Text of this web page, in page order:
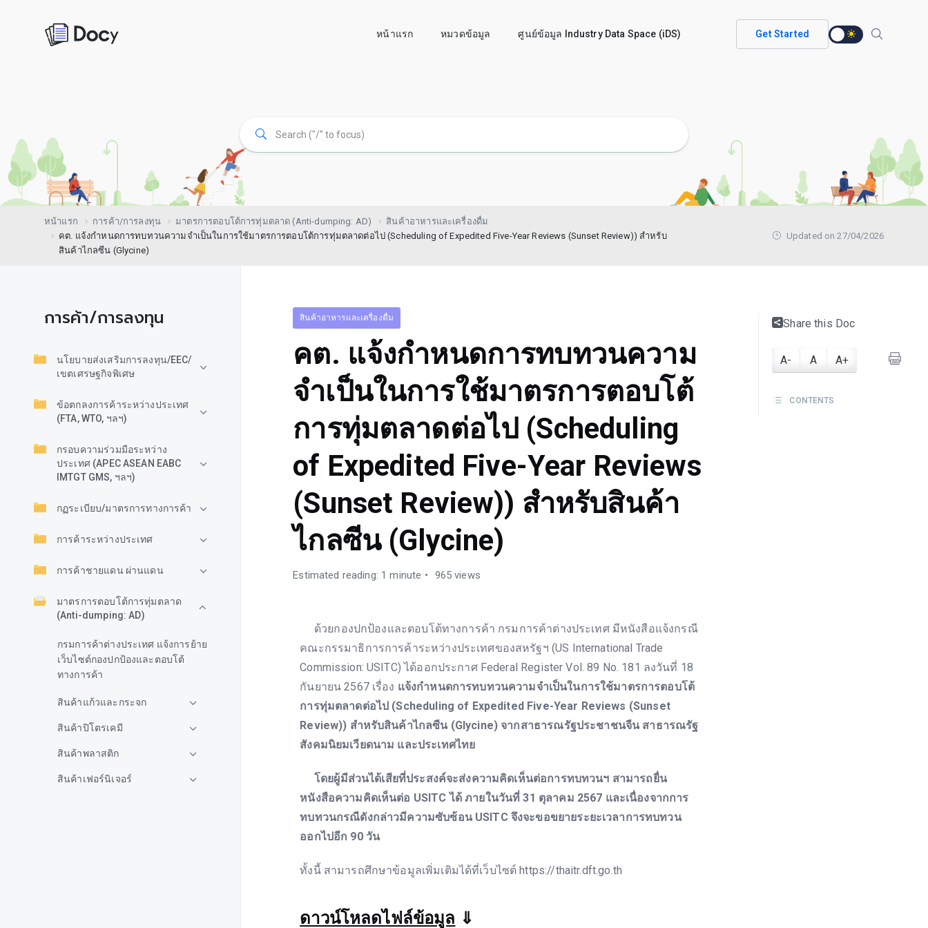
หน้าแรก หมวดข้อมูล ศูนย์ข้อมูล Industry Data Space (iDS) Get Started
หน้าแรก การค้า/การลงทุน มาตรการตอบโต้การทุ่มตลาด (Anti-dumping: AD)
สินค้าอาหารและเครื่องดื่ม
คต. แจ้งกำหนดการทบทวนความจำเป็นในการใช้มาตรการตอบโต้การทุ่มตลาดต่อไป (Scheduling of Expedited Five-Year Reviews (Sunset Review)) สำหรับ
สินค้าไกลซีน (Glycine)
Updated on 27/04/2026
การค้า/การลงทุน
นโยบายส่งเสริมการลงทุน/EEC/
เขตเศรษฐกิจพิเศษ
ข้อตกลงการค้าระหว่างประเทศ
(FTA, WTO, ฯลฯ)
กรอบความร่วมมือระหว่าง
ประเทศ (APEC ASEAN EABC
IMTGT GMS, ฯลฯ)
กฏระเบียบ/มาตรการทางการค้า
การค้าระหว่างประเทศ
การค้าชายแดน ผ่านแดน
มาตรการตอบโต้การทุ่มตลาด
(Anti-dumping: AD)
กรมการค้าต่างประเทศ แจ้งการย้าย
เว็บไซต์กองปกป้องและตอบโต้
ทางการค้า
สินค้าแก้วและกระจก
สินค้าปิโตรเคมี
สินค้าพลาสติก
สินค้าเฟอร์นิเจอร์
สินค้าอาหารและเครื่องดื่ม
คต. แจ้งกำหนดการทบทวนความ
จำเป็นในการใช้มาตรการตอบโต้
การทุ่มตลาดต่อไป (Scheduling
of Expedited Five-Year Reviews
(Sunset Review)) สำหรับสินค้า
ไกลซีน (Glycine)
Estimated reading: 1 minute 965 views
ด้วยกองปกป้องและตอบโต้ทางการค้า กรมการค้าต่างประเทศ มีหนังสือแจ้งกรณี
คณะกรรมาธิการการค้าระหว่างประเทศของสหรัฐฯ (US International Trade
Commission: USITC) ได้ออกประกาศ Federal Register Vol. 89 No. 181 ลงวันที่ 18
กันยายน 2567 เรื่อง แจ้งกำหนดการทบทวนความจำเป็นในการใช้มาตรการตอบโต้
การทุ่มตลาดต่อไป (Scheduling of Expedited Five-Year Reviews (Sunset
Review)) สำหรับสินค้าไกลซีน (Glycine) จากสาธารณรัฐประชาชนจีน สาธารณรัฐ
สังคมนิยมเวียดนาม และประเทศไทย
โดยผู้มีส่วนได้เสียที่ประสงค์จะส่งความคิดเห็นต่อการทบทวนฯ สามารถยื่น
หนังสือความคิดเห็นต่อ USITC ได้ ภายในวันที่ 31 ตุลาคม 2567 และเนื่องจากการ
ทบทวนกรณีดังกล่าวมีความซับซ้อน USITC จึงจะขอขยายระยะเวลาการทบทวน
ออกไปอีก 90 วัน
ทั้งนี้ สามารถศึกษาข้อมูลเพิ่มเติมได้ที่เว็บไซต์ https://thaitr.dft.go.th
ดาวน์โหลดไฟล์ข้อมูล ⇓
Share this Doc
A- A A+
CONTENTS